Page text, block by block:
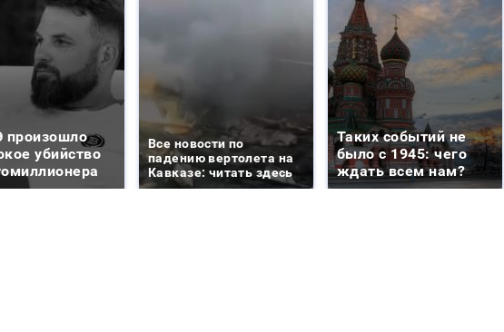
произошло
убийство
Все новости по
падению вертолета на
Кавказе: читать здесь
Таких событий не
было с 1945: чего
ждать всем нам?